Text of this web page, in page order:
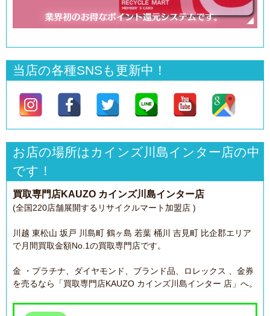
当店の各種SNSも更新中！
お店の場所はカインズ川島インター店の中
です！
買取専門店KAUZO カインズ川島インター店
(全国220店舗展開するリサイクルマート加盟店 )
川越 東松山 坂戸 川島町 鶴ヶ島 若葉 桶川 吉見町 比企郡エリア
で月間買取金額No.1の買取専門店です。
金 ・プラチナ、ダイヤモンド、ブランド品、ロレックス 、金券
を売るなら「買取専門店KAUZO カインズ川島インター 店」へ。